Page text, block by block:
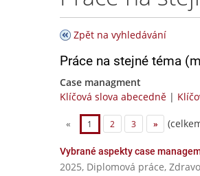
Zpět na vyhledávání
Práce na stejné téma
Case managment
Klíčová slova abecedně |
« 1 2 3 »
Vybrané aspekty case
2025, Diplomová práce,